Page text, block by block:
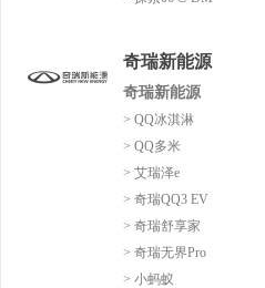
奇瑞新能源
奇瑞新能源
> QQ冰淇淋
> QQ多米
> 艾瑞泽e
> 奇瑞QQ3 EV
> 奇瑞舒享家
> 奇瑞无界Pro
> 小蚂蚁